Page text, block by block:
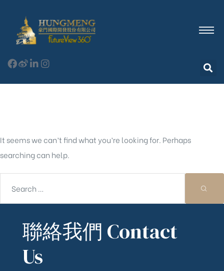
It seems we can’t find what you’re looking for. Perhaps
searching can help.
聯絡我們 Contact
Us